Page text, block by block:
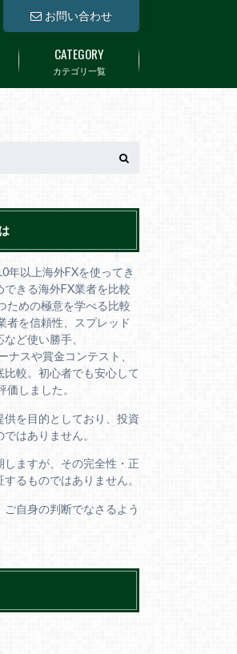
お問い合わせ
カテゴリ一覧
CATEGORY
年以上海外FXを使ってき
きる海外FX業者を比較
ための極意を学べる比較
者を信頼性、スプレッド
ど使い勝手、
ナスや賞金コンテスト、
較。初心者でも安心して
しました。
を目的としており、投資
はありません。
ますが、その完全性・正
るものではありません。
自身の判断でなさるよう